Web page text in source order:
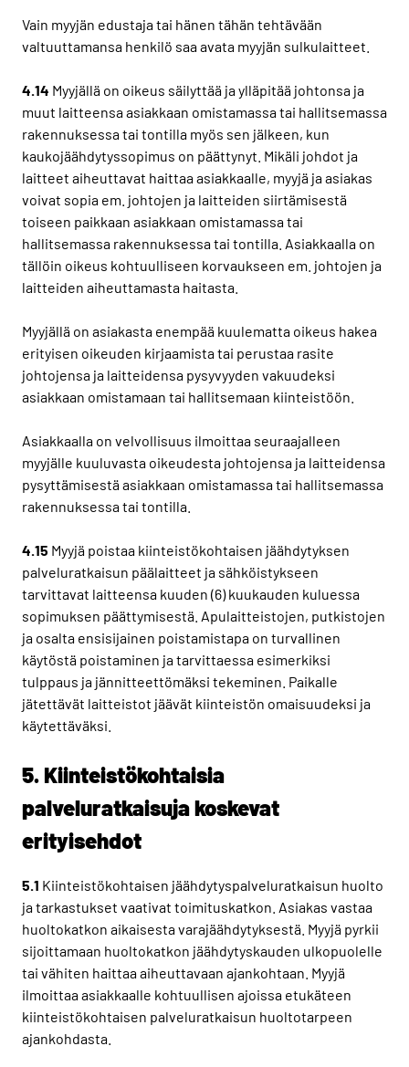
Vain myyjän edustaja tai hänen tähän tehtävään
valtuuttamansa henkilö saa avata myyjän sulkulaitteet.
4.14 Myyjällä on oikeus säilyttää ja ylläpitää johtonsa ja
muut laitteensa asiakkaan omistamassa tai hallitsemassa
rakennuksessa tai tontilla myös sen jälkeen, kun
kaukojäähdytyssopimus on päättynyt. Mikäli johdot ja
laitteet aiheuttavat haittaa asiakkaalle, myyjä ja asiakas
voivat sopia em. johtojen ja laitteiden siirtämisestä
toiseen paikkaan asiakkaan omistamassa tai
hallitsemassa rakennuksessa tai tontilla. Asiakkaalla on
tällöin oikeus kohtuulliseen korvaukseen em. johtojen ja
laitteiden aiheuttamasta haitasta.
Myyjällä on asiakasta enempää kuulematta oikeus hakea
erityisen oikeuden kirjaamista tai perustaa rasite
johtojensa ja laitteidensa pysyvyyden vakuudeksi
asiakkaan omistamaan tai hallitsemaan kiinteistöön.
Asiakkaalla on velvollisuus ilmoittaa seuraajalleen
myyjälle kuuluvasta oikeudesta johtojensa ja laitteidensa
pysyttämisestä asiakkaan omistamassa tai hallitsemassa
rakennuksessa tai tontilla.
4.15 Myyjä poistaa kiinteistökohtaisen jäähdytyksen
palveluratkaisun päälaitteet ja sähköistykseen
tarvittavat laitteensa kuuden (6) kuukauden kuluessa
sopimuksen päättymisestä. Apulaitteistojen, putkistojen
ja osalta ensisijainen poistamistapa on turvallinen
käytöstä poistaminen ja tarvittaessa esimerkiksi
tulppaus ja jännitteettömäksi tekeminen. Paikalle
jätettävät laitteistot jäävät kiinteistön omaisuudeksi ja
käytettäväksi.
5. Kiinteistökohtaisia
palveluratkaisuja koskevat
erityisehdot
5.1 Kiinteistökohtaisen jäähdytyspalveluratkaisun huolto
ja tarkastukset vaativat toimituskatkon. Asiakas vastaa
huoltokatkon aikaisesta varajäähdytyksestä. Myyjä pyrkii
sijoittamaan huoltokatkon jäähdytyskauden ulkopuolelle
tai vähiten haittaa aiheuttavaan ajankohtaan. Myyjä
ilmoittaa asiakkaalle kohtuullisen ajoissa etukäteen
kiinteistökohtaisen palveluratkaisun huoltotarpeen
ajankohdasta.